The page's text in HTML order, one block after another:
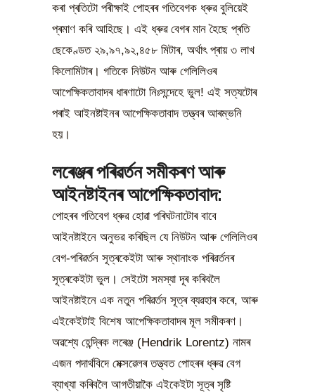
কৰা প্ৰতিটো পৰীক্ষাই পোহৰৰ গতিবেগক ধ্ৰুৱ বুলিয়েই
প্ৰমাণ কৰি আহিছে। এই ধ্ৰুৱ বেগৰ মান হৈছে প্ৰতি
ছেকেণ্ডত ২৯,৯৭,৯২,৪৫৮ মিটাৰ, অৰ্থাৎ প্ৰায় ৩ লাখ
কিলোমিটাৰ। গতিকে নিউটন আৰু গেলিলিওৰ
আপেক্ষিকতাবাদৰ ধাৰণাটো নিঃসন্দেহে ভুল! এই সত্যটোৰ
পৰাই আইনষ্টাইনৰ আপেক্ষিকতাবাদ তত্ত্বৰ আৰম্ভনি
হয়।
লৰেঞ্জৰ পৰিৱৰ্তন সমীকৰণ আৰু
আইনষ্টাইনৰ আপেক্ষিকতাবাদ:
পোহৰৰ গতিবেগ ধ্ৰুৱ হোৱা পৰিঘটনাটোৰ বাবে
আইনষ্টাইনে অনুভৱ কৰিছিল যে নিউটন আৰু গেলিলিওৰ
বেগ-পৰিৱৰ্তন সূত্ৰকেইটা আৰু স্থানাংক পৰিৱৰ্তনৰ
সূত্ৰকেইটা ভুল। সেইটো সমস্যা দূৰ কৰিবলৈ
আইনষ্টাইনে এক নতুন পৰিৱৰ্তন সূত্ৰ ব্যৱহাৰ কৰে, আৰু
এইকেইটাই বিশেষ আপেক্ষিকতাবাদৰ মূল সমীকৰণ।
অৱশ্যে হেন্দ্ৰিক লৰেঞ্জ (Hendrik Lorentz) নামৰ
এজন পদাৰ্থবিদে মেক্সৱেলৰ তত্ত্বত পোহৰৰ ধ্ৰুৱ বেগ
ব্যাখ্যা কৰিবলৈ আগতীয়াকৈ এইকেইটা সূত্ৰ সৃষ্টি